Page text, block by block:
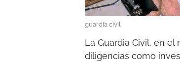
guardia civil
La Guardia Civil, en
diligencias como